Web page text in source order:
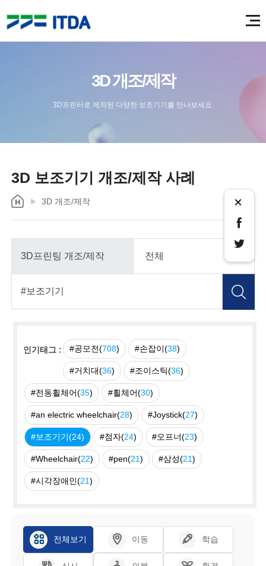
3D 개조/제작
3D프린터로 제작된 다양한 보조기기를 만나보세요.
3D 보조기기 개조/제작 사례
3D 개조/제작 ×
인기태그 : #공모전(708) #손잡이(38)
#거치대(36) #조이스틱(36)
#전동휠체어(35) #휠체어(30)
#an electric wheelchair(28) #Joystick(27)
#보조기기(24) #점자(24) #오프너(23)
#Wheelchair(22) #pen(21) #삼성(21)
#시각장애인(21)
전체보기 이동 학습